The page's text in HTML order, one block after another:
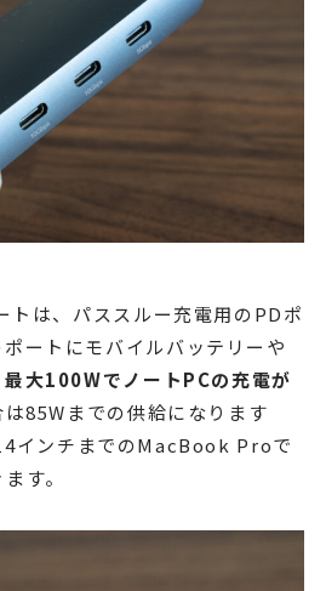
トは、パススルー充電用のPDポ
ートにモバイルバッテリーや
最大100WでノートPCの充電が
85Wまでの供給になります
インチまでのMacBook Proで
す。